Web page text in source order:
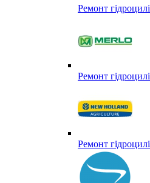
Ремонт
Ремонт
Ремонт